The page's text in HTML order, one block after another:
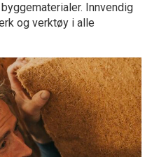
Innvendig
og verktøy i alle